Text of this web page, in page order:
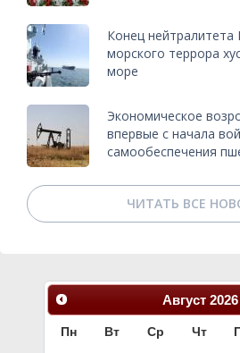
Конец
морского террора
море
Экономическое
впервые с начала
самообеспечения
ЧИТАТЬ ВСЕ
Август 2026
Пн Вт Ср Чт